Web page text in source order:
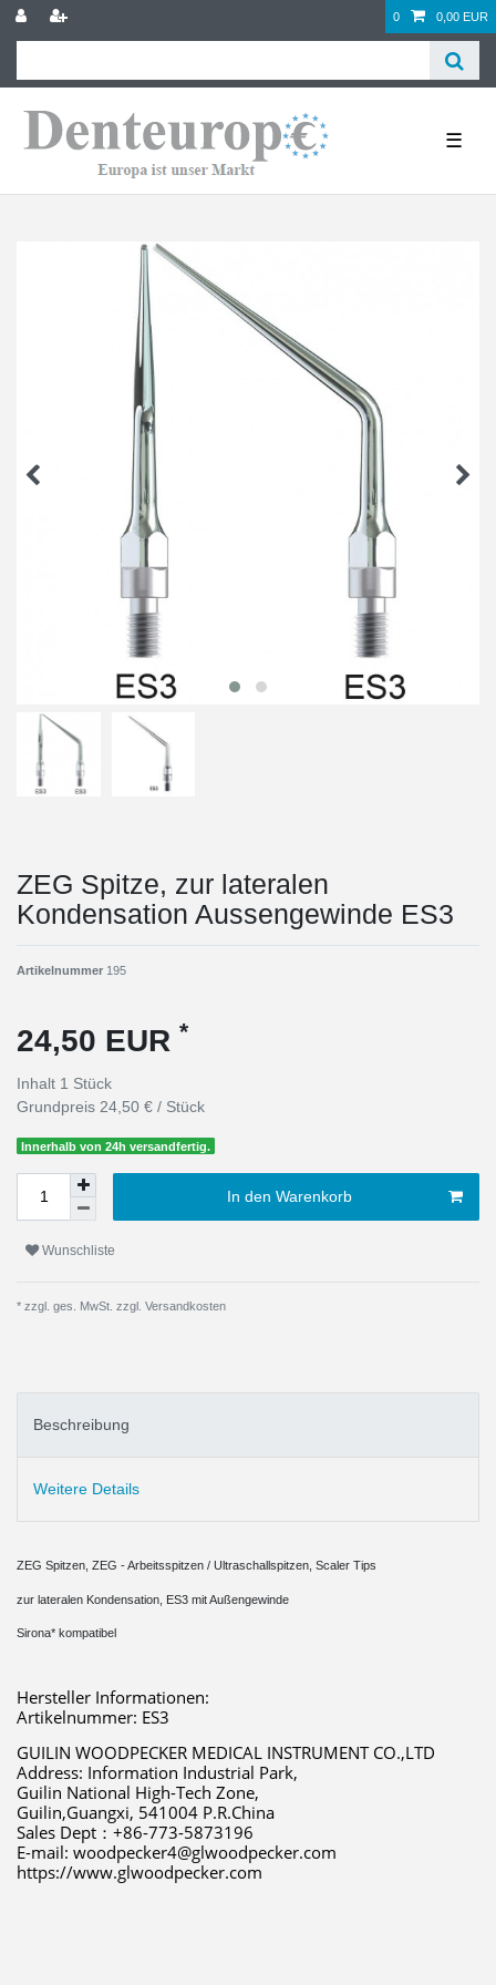
0 0,00 EUR
☰
ZEG Spitze, zur lateralen
Kondensation Aussengewinde ES3
Artikelnummer 195
24,50 EUR *
Inhalt 1 Stück
Grundpreis 24,50 € / Stück
Innerhalb von 24h versandfertig.
In den Warenkorb
Wunschliste
* zzgl. ges. MwSt. zzgl. Versandkosten
Beschreibung
Weitere Details
ZEG Spitzen, ZEG - Arbeitsspitzen / Ultraschallspitzen, Scaler Tips
zur lateralen Kondensation, ES3 mit Außengewinde
Sirona* kompatibel
Hersteller Informationen:
Artikelnummer: ES3
GUILIN WOODPECKER MEDICAL INSTRUMENT CO.,LTD
Address: Information Industrial Park,
Guilin National High-Tech Zone,
Guilin,Guangxi, 541004 P.R.China
Sales Dept：+86-773-5873196
E-mail: woodpecker4@glwoodpecker.com
https://www.glwoodpecker.com